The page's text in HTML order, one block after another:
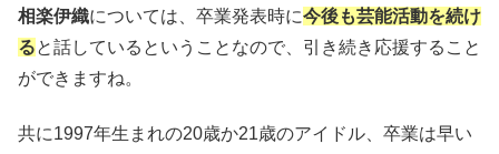
相楽伊織については、卒業発表時に今後も芸能活動を続け
ると話しているということなので、引き続き応援すること
ができますね。
共に1997年生まれの20歳か21歳のアイドル、卒業は早い